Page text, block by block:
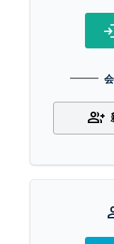
group_add